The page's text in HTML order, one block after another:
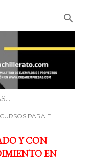
PARA EL
Y CON
EN